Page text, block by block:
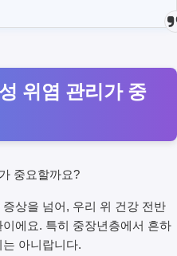
위염 관리가 중
상을 넘어, 우리 위 건강 전반
에요. 특히 중장년층에서 흔하
아니랍니다.